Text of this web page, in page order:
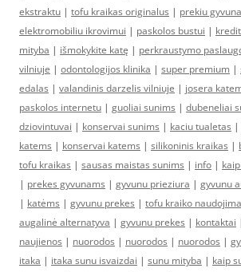
ekstraktu | tofu kraikas originalus | prekiu
elektromobiliu ikrovimui | paskolos bustui |
mityba | išmokykite katę | perkraustymo
vilniuje | odontologijos klinika | super premium |
edalas | valandinis darzelis vilniuje | josera
paskolos internetu | guoliai sunims | dubeneliai
dziovintuvai | konservai sunims | kaciu tualetas |
katems | konservai katems | silikoninis kraikas |
tofu kraikas | sausas maistas sunims | info |
| prekes gyvunams | gyvunu prieziura | gyvunu
| katėms | gyvunu prekes | tofu kraiko
augalinė alternatyva | gyvunu prekes | kontaktai
naujienos | nuorodos | nuorodos | nuorodos |
itaka | itaka sunu isvaizdai | sunu mityba | kaip